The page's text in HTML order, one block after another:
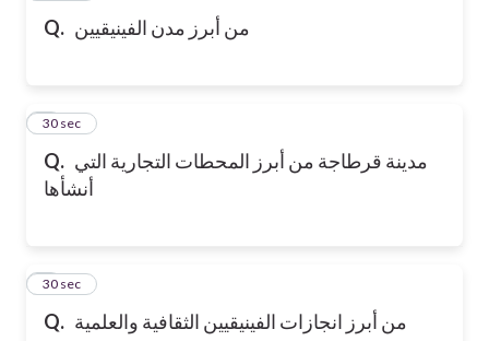
Q. من أبرز مدن الفينيقيين
Q. مدينة قرطاجة من أبرز المحطات التجارية التي
أنشأها
3
30 sec
Q. من أبرز انجازات الفينيقيين الثقافية والعلمية
4
30 sec